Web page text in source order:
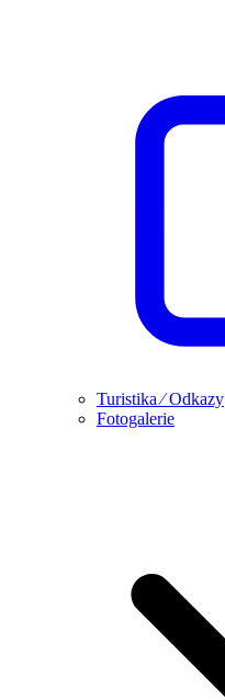
Turistika ⁄ Odkazy
Fotogalerie